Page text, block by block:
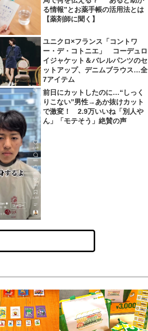
る情報”とお薬手帳の活用法とは
【薬剤師に聞く】
ユニクロ×フランス「コントワ
ー・デ・コトニエ」 コーデュロ
イジャケット＆バレルパンツのセ
ットアップ、デニムブラウス…全
7アイテム
前日にカットしたのに…“しっく
りこない”男性→あか抜けカット
で激変！ 2.9万いいね「別人や
ん」「モテそう」絶賛の声